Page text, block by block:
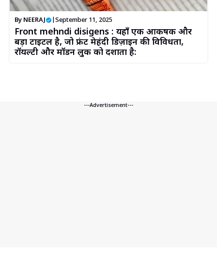
By NEERAJ September 11, 2025
Front mehndi disigens : यहाँ एक आकर्षक और
बड़ा टाइटल है, जो फ्रंट मेहंदी डिज़ाइन की विविधता,
रॉयल्टी और मॉडर्न लुक को दर्शाता है:
---Advertisement---